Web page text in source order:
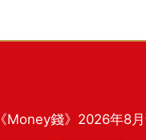
《Money錢》2026年8